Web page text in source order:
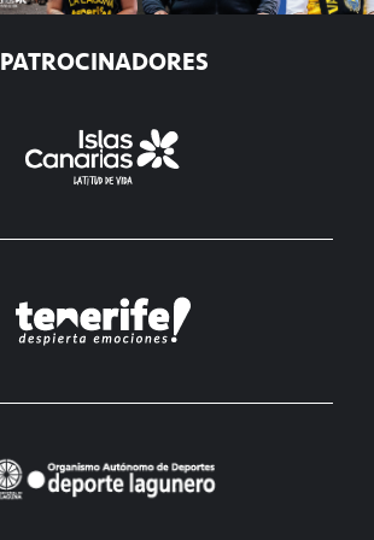
PATROCINADORES